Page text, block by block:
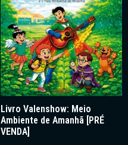
Livro Valenshow: Meio
Ambiente de Amanhã [PRÉ
VENDA]